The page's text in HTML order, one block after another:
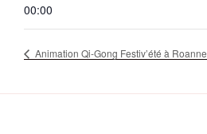
00:00
Animation Qi-Gong Festiv’été à Roanne